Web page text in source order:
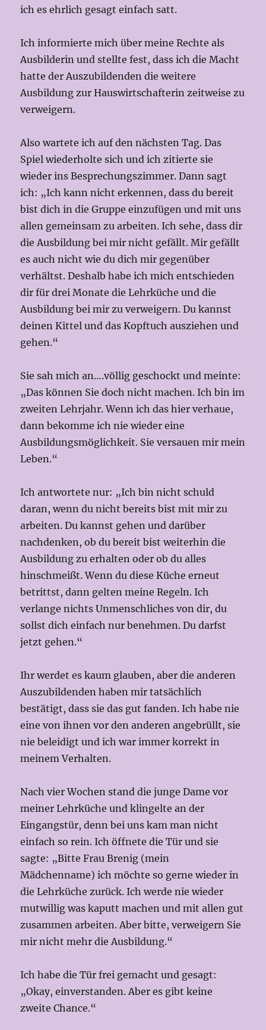
ich es ehrlich gesagt einfach satt.
Ich informierte mich über meine Rechte als
Ausbilderin und stellte fest, dass ich die Macht
hatte der Auszubildenden die weitere
Ausbildung zur Hauswirtschafterin zeitweise zu
verweigern.
Also wartete ich auf den nächsten Tag. Das
Spiel wiederholte sich und ich zitierte sie
wieder ins Besprechungszimmer. Dann sagt
ich: „Ich kann nicht erkennen, dass du bereit
bist dich in die Gruppe einzufügen und mit uns
allen gemeinsam zu arbeiten. Ich sehe, dass dir
die Ausbildung bei mir nicht gefällt. Mir gefällt
es auch nicht wie du dich mir gegenüber
verhältst. Deshalb habe ich mich entschieden
dir für drei Monate die Lehrküche und die
Ausbildung bei mir zu verweigern. Du kannst
deinen Kittel und das Kopftuch ausziehen und
gehen.“
Sie sah mich an….völlig geschockt und meinte:
„Das können Sie doch nicht machen. Ich bin im
zweiten Lehrjahr. Wenn ich das hier verhaue,
dann bekomme ich nie wieder eine
Ausbildungsmöglichkeit. Sie versauen mir mein
Leben.“
Ich antwortete nur: „Ich bin nicht schuld
daran, wenn du nicht bereits bist mit mir zu
arbeiten. Du kannst gehen und darüber
nachdenken, ob du bereit bist weiterhin die
Ausbildung zu erhalten oder ob du alles
hinschmeißt. Wenn du diese Küche erneut
betrittst, dann gelten meine Regeln. Ich
verlange nichts Unmenschliches von dir, du
sollst dich einfach nur benehmen. Du darfst
jetzt gehen.“
Ihr werdet es kaum glauben, aber die anderen
Auszubildenden haben mir tatsächlich
bestätigt, dass sie das gut fanden. Ich habe nie
eine von ihnen vor den anderen angebrüllt, sie
nie beleidigt und ich war immer korrekt in
meinem Verhalten.
Nach vier Wochen stand die junge Dame vor
meiner Lehrküche und klingelte an der
Eingangstür, denn bei uns kam man nicht
einfach so rein. Ich öffnete die Tür und sie
sagte: „Bitte Frau Brenig (mein
Mädchenname) ich möchte so gerne wieder in
die Lehrküche zurück. Ich werde nie wieder
mutwillig was kaputt machen und mit allen gut
zusammen arbeiten. Aber bitte, verweigern Sie
mir nicht mehr die Ausbildung.“
Ich habe die Tür frei gemacht und gesagt:
„Okay, einverstanden. Aber es gibt keine
zweite Chance.“